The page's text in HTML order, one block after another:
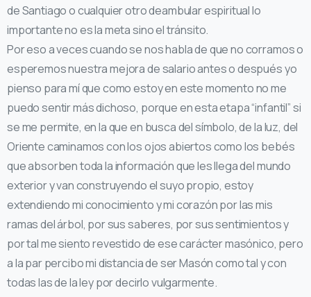
de Santiago o cualquier otro deambular espiritual lo
importante no es la meta sino el tránsito.
Por eso a veces cuando se nos habla de que no corramos o
esperemos nuestra mejora de salario antes o después yo
pienso para mí que como estoy en este momento no me
puedo sentir más dichoso, porque en esta etapa “infantil” si
se me permite, en la que en busca del símbolo, de la luz, del
Oriente caminamos con los ojos abiertos como los bebés
que absorben toda la información que les llega del mundo
exterior y van construyendo el suyo propio, estoy
extendiendo mi conocimiento y mi corazón por las mis
ramas del árbol, por sus saberes, por sus sentimientos y
por tal me siento revestido de ese carácter masónico, pero
a la par percibo mi distancia de ser Masón como tal y con
todas las de la ley por decirlo vulgarmente.